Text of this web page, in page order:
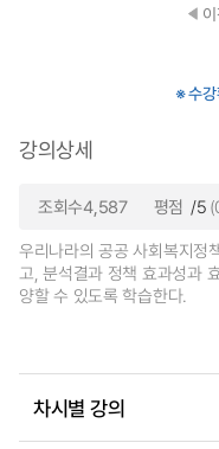
※ 수강
강의상세
조회수4,587 평점 /5
우리나라의 공공 사회복지정
고, 분석결과 정책 효과성과
양할 수 있도록 학습한다.
차시별 강의